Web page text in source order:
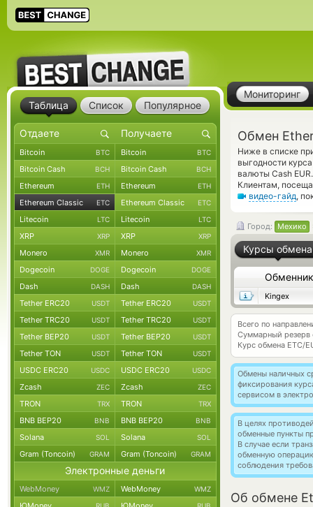
Мониторинг
Обмен
Ниже в списке
выгодности
валюты Cash
Клиентам,
видео-гайд,
Город: Мехико
Курсы обмена
Обменник
Kingex
Всего по
Суммарный резерв
Курс обмена ETC/
Обмены наличных
фиксирования
сервисом в
В целях
обменные пункты
В случае если
обменную
соблюдения
Об обмене
Таблица Список Популярное
Bitcoin BTC Bitcoin BTC
Bitcoin Cash BCH Bitcoin Cash BCH
Ethereum ETH Ethereum ETH
Ethereum Classic ETC Ethereum Classic ETC
Litecoin LTC Litecoin LTC
XRP XRP XRP XRP
Monero XMR Monero XMR
Dogecoin DOGE Dogecoin DOGE
Dash DASH Dash DASH
Tether ERC20 USDT Tether ERC20 USDT
Tether TRC20 USDT Tether TRC20 USDT
Tether BEP20 USDT Tether BEP20 USDT
Tether TON USDT Tether TON USDT
USDC ERC20 USDC USDC ERC20 USDC
Zcash ZEC Zcash ZEC
TRON TRX TRON TRX
BNB BEP20 BNB BNB BEP20 BNB
Solana SOL Solana SOL
Gram (Toncoin) GRAM Gram (Toncoin) GRAM
Электронные деньги
WebMoney WMZ WebMoney WMZ